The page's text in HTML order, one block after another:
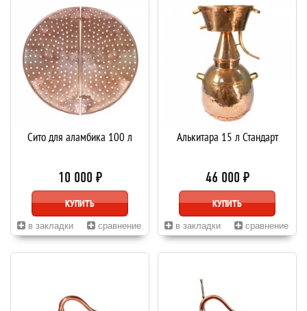
Сито для аламбика 100 л
10 000 ₽
КУПИТЬ
в закладки сравнение
Алькитара 15 л Стандарт
46 000 ₽
КУПИТЬ
в закладки сравнение